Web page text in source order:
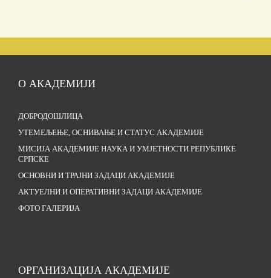
О АКАДЕМИЈИ
ДОБРОДОШЛИЦА
УТЕМЕЉЕЊЕ, ОСНИВАЊЕ И СТАТУС АКАДЕМИЈЕ
МИСИЈА АКАДЕМИЈЕ НАУКА И УМЈЕТНОСТИ РЕПУБЛИКЕ
СРПСКЕ
ОСНОВНИ И ТРАЈНИ ЗАДАЦИ АКАДЕМИЈЕ
АКТУЕЛНИ И ОПЕРАТИВНИ ЗАДАЦИ АКАДЕМИЈЕ
ФОТО ГАЛЕРИЈА
ОРГАНИЗАЦИЈА АКАДЕМИЈЕ